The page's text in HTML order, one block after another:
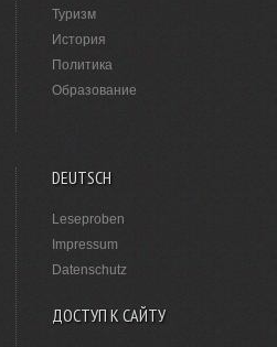
Туризм
История
Политика
Образование
DEUTSCH
Leseproben
Impressum
Datenschutz
ДОСТУП К САЙТУ